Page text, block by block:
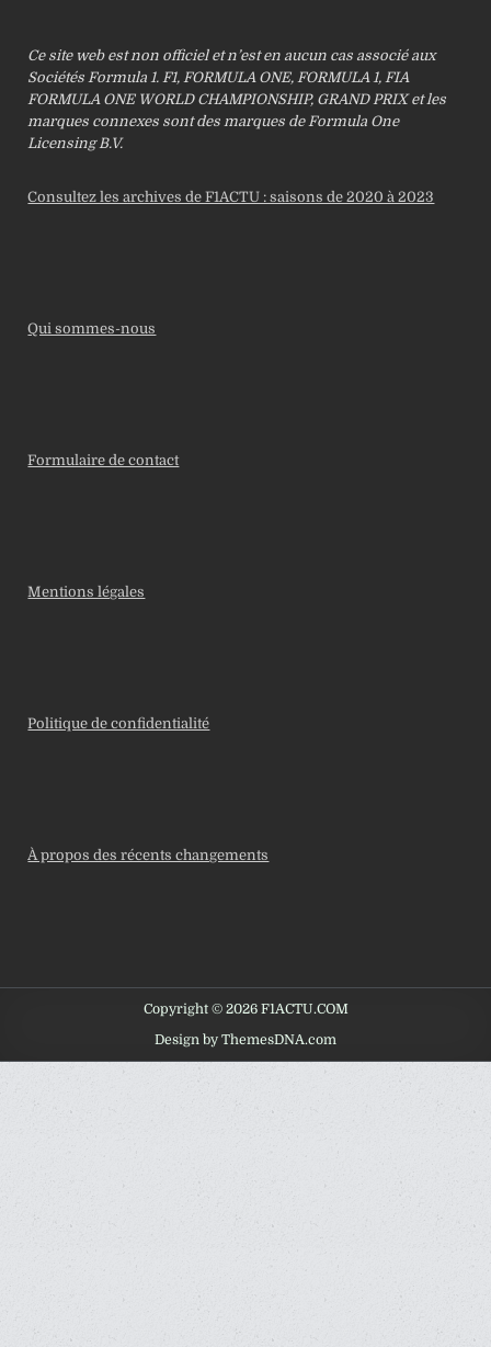
Ce site web est non officiel et n’est en aucun cas associé aux
Sociétés Formula 1. F1, FORMULA ONE, FORMULA 1, FIA
FORMULA ONE WORLD CHAMPIONSHIP, GRAND PRIX et les
marques connexes sont des marques de Formula One
Licensing B.V.
Consultez les archives de F1ACTU : saisons de 2020 à 2023
Qui sommes-nous
Formulaire de contact
Mentions légales
Politique de confidentialité
À propos des récents changements
Copyright © 2026 F1ACTU.COM
Design by ThemesDNA.com